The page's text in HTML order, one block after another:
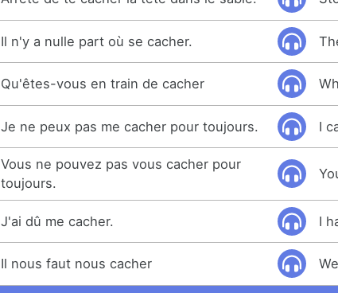
Il n'y a nulle part où se cacher.
Qu'êtes-vous en train de cacher
Je ne peux pas me cacher pour toujours. I
Vous ne pouvez pas vous cacher pour
toujours.
J'ai dû me cacher. I
Il nous faut nous cacher